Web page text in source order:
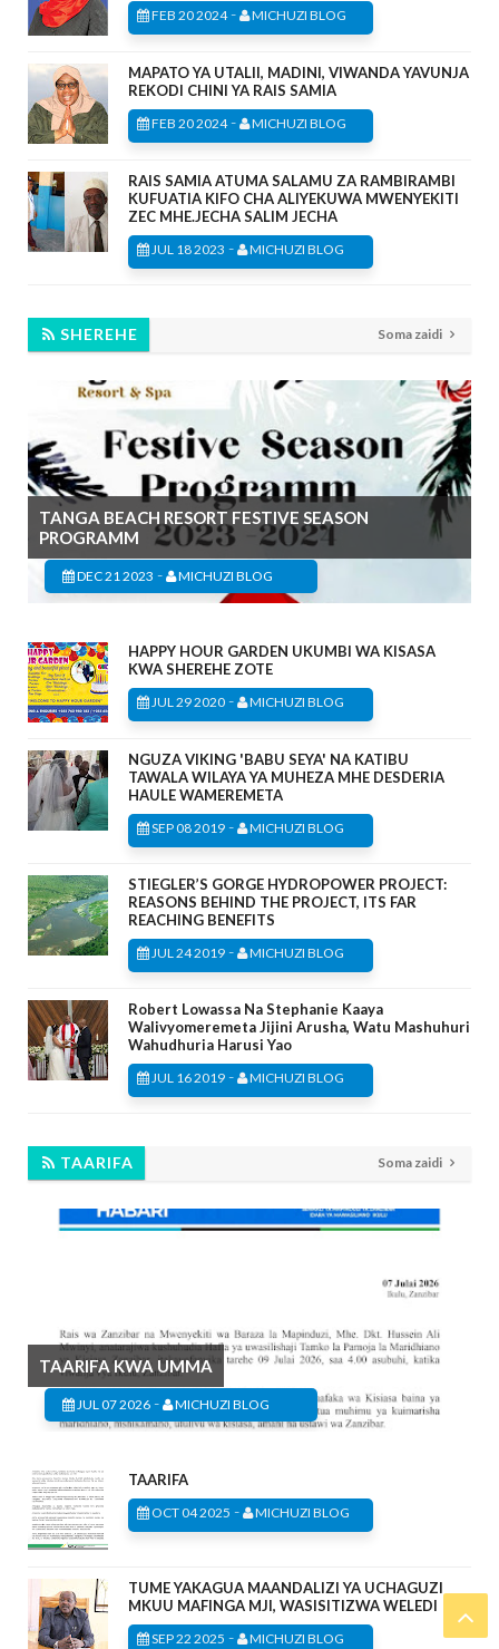
FEB 20 2024- MICHUZI BLOG
MAPATO YA UTALII, MADINI, VIWANDA YAVUNJA
REKODI CHINI YA RAIS SAMIA
FEB 20 2024- MICHUZI BLOG
RAIS SAMIA ATUMA SALAMU ZA RAMBIRAMBI
KUFUATIA KIFO CHA ALIYEKUWA MWENYEKITI
ZEC MHE.JECHA SALIM JECHA
JUL 18 2023 - MICHUZI BLOG
SHEREHE Soma zaidi
TANGA BEACH RESORT FESTIVE SEASON
PROGRAMM
DEC 21 2023 - MICHUZI BLOG
HAPPY HOUR GARDEN UKUMBI WA KISASA
KWA SHEREHE ZOTE
JUL 29 2020 - MICHUZI BLOG
NGUZA VIKING 'BABU SEYA' NA KATIBU
TAWALA WILAYA YA MUHEZA MHE DESDERIA
HAULE WAMEREMETA
SEP 08 2019 - MICHUZI BLOG
STIEGLER’S GORGE HYDROPOWER PROJECT:
REASONS BEHIND THE PROJECT, ITS FAR
REACHING BENEFITS
JUL 24 2019 - MICHUZI BLOG
Robert Lowassa Na Stephanie Kaaya
Walivyomeremeta Jijini Arusha, Watu Mashuhuri
Wahudhuria Harusi Yao
JUL 16 2019 - MICHUZI BLOG
TAARIFA Soma zaidi
TAARIFA KWA UMMA
JUL 07 2026 - MICHUZI BLOG
TAARIFA
OCT 04 2025 - MICHUZI BLOG
TUME YAKAGUA MAANDALIZI YA UCHAGUZI
MKUU MAFINGA MJI, WASISITIZWA WELEDI
SEP 22 2025 - MICHUZI BLOG